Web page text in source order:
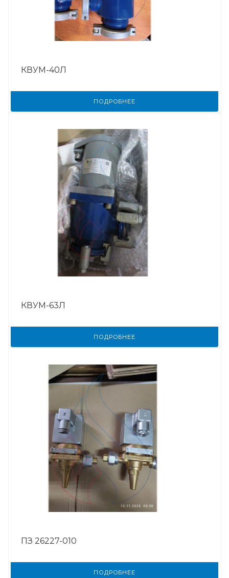
КВУМ-40Л
ПОДРОБНЕЕ
КВУМ-63Л
ПОДРОБНЕЕ
ПЗ 26227-010
ПОДРОБНЕЕ